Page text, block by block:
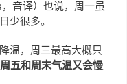
音译）也说，周一虽
少很多。
温，周三最高大概只
周五和周末气温又会慢